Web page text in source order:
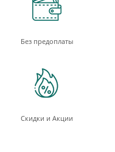
Без предоплаты
Скидки и Акции